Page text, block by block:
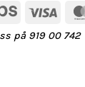
Vipps Visa
på 919 00 742